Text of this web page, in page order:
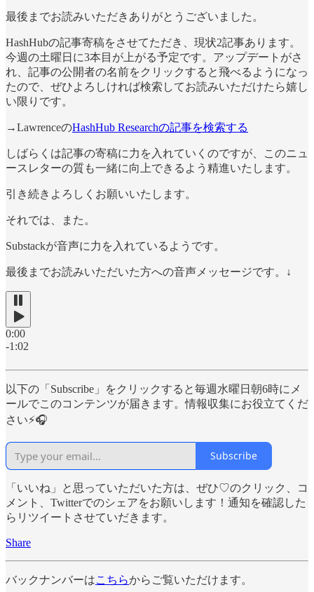
最後までお読みいただきありがとうございました。
HashHubの記事寄稿をさせてただき、現状2記事あります。
今週の土曜日に3本目が上がる予定です。アップデートがさ
れ、記事の公開者の名前をクリックすると飛べるようになっ
たので、ぜひよろしければ検索してお読みいただけたら嬉し
い限りです。
→LawrenceのHashHub Researchの記事を検索する
しばらくは記事の寄稿に力を入れていくのですが、このニュ
ースレターの質も一緒に向上できるよう精進いたします。
引き続きよろしくお願いいたします。
それでは、また。
Substackが音声に力を入れているようです。
最後までお読みいただいた方への音声メッセージです。↓
0:00
-1:02
以下の「Subscribe」をクリックすると毎週水曜日朝6時にメ
ールでこのコンテンツが届きます。情報収集にお役立てくだ
さい⚡️🎧
Subscribe
「いいね」と思っていただいた方は、ぜひ♡のクリック、コ
メント、Twitterでのシェアをお願いします！通知を確認した
らリツイートさせていだきます。
Share
バックナンバーはこちらからご覧いただけます。